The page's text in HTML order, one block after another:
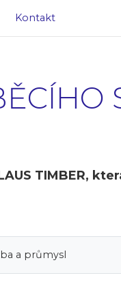
Kontakt
TIMBER,
a průmysl